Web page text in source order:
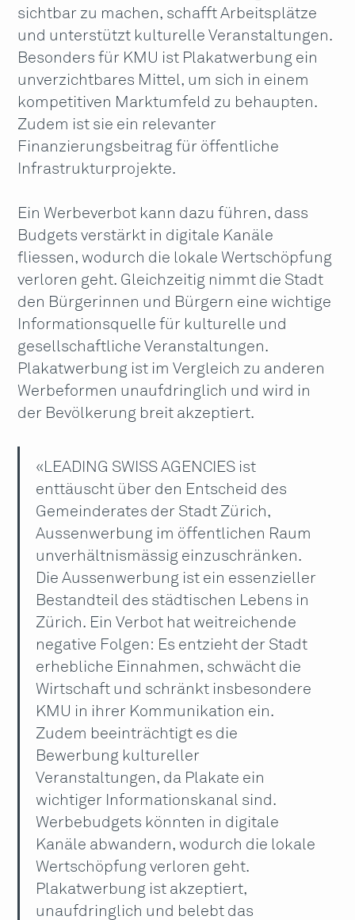
sichtbar zu machen, schafft Arbeitsplätze
und unterstützt kulturelle Veranstaltungen.
Besonders für KMU ist Plakatwerbung ein
unverzichtbares Mittel, um sich in einem
kompetitiven Marktumfeld zu behaupten.
Zudem ist sie ein relevanter
Finanzierungsbeitrag für öffentliche
Infrastrukturprojekte.
Ein Werbeverbot kann dazu führen, dass
Budgets verstärkt in digitale Kanäle
fliessen, wodurch die lokale Wertschöpfung
verloren geht. Gleichzeitig nimmt die Stadt
den Bürgerinnen und Bürgern eine wichtige
Informationsquelle für kulturelle und
gesellschaftliche Veranstaltungen.
Plakatwerbung ist im Vergleich zu anderen
Werbeformen unaufdringlich und wird in
der Bevölkerung breit akzeptiert.
«LEADING SWISS AGENCIES ist
enttäuscht über den Entscheid des
Gemeinderates der Stadt Zürich,
Aussenwerbung im öffentlichen Raum
unverhältnismässig einzuschränken.
Die Aussenwerbung ist ein essenzieller
Bestandteil des städtischen Lebens in
Zürich. Ein Verbot hat weitreichende
negative Folgen: Es entzieht der Stadt
erhebliche Einnahmen, schwächt die
Wirtschaft und schränkt insbesondere
KMU in ihrer Kommunikation ein.
Zudem beeinträchtigt es die
Bewerbung kultureller
Veranstaltungen, da Plakate ein
wichtiger Informationskanal sind.
Werbebudgets könnten in digitale
Kanäle abwandern, wodurch die lokale
Wertschöpfung verloren geht.
Plakatwerbung ist akzeptiert,
unaufdringlich und belebt das